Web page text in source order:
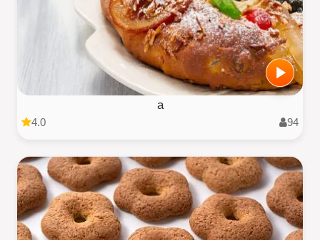
a
4.0 94